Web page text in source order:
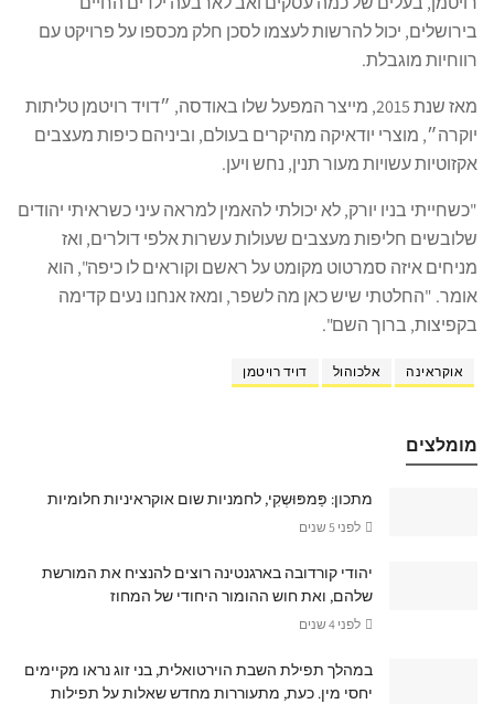
בירושלים, יכול להרשות לעצמו לסכן חלק מכספו על פרויקט עם
רווחיות מוגבלת.
מאז שנת 2015, מייצר המפעל שלו באודסה, ״דויד רויטמן טליתות
יוקרה״, מוצרי יודאיקה מהיקרים בעולם, וביניהם כיפות מעצבים
אקזוטיות עשויות מעור תנין, נחש ויען.
"כשחייתי בניו יורק, לא יכולתי להאמין למראה עיני כשראיתי יהודים
שלובשים חליפות מעצבים שעולות עשרות אלפי דולרים, ואז
מניחים איזה סמרטוט מקומט על ראשם וקוראים לו כיפה", הוא
אומר. "החלטתי שיש כאן מה לשפר, ומאז אנחנו נעים קדימה
בקפיצות, ברוך השם".
אוקראינה אלכוהול דויד רויטמן
מומלצים
מתכון: פַּמפּוּשְקִי, לחמניות שום אוקראיניות חלומיות
לפני 5 שנים
יהודי קורדובה בארגנטינה רוצים להנציח את המורשת
שלהם, ואת חוש ההומור היחודי של המחוז
לפני 4 שנים
במהלך תפילת השבת הוירטואלית, בני זוג נראו מקיימים
יחסי מין. כעת, מתעוררות מחדש שאלות על תפילות